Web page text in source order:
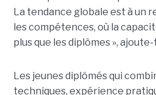
La tendance globale est à un
les compétences, où la
plus que les diplômes »,
Les jeunes diplômés qui
techniques, expérience